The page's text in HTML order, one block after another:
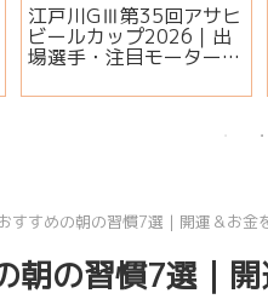
江戸川GⅢ第35回アサヒ
ビールカップ2026｜出
場選手・注目モーター・
すすめの朝の習慣7選｜開運＆お金
朝の習慣7選｜